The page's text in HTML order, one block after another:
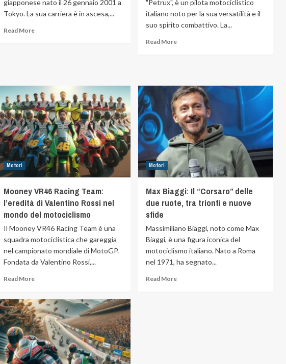
giapponese nato il 26 gennaio 2001 a
Tokyo. La sua carriera è in ascesa,...
Read More
"Petrux", è un pilota motociclistico
italiano noto per la sua versatilità e il
suo spirito combattivo. La...
Read More
Motori
Mooney VR46 Racing Team:
l’eredità di Valentino Rossi nel
mondo del motociclismo
Il Mooney VR46 Racing Team è una
squadra motociclistica che gareggia
nel campionato mondiale di MotoGP.
Fondata da Valentino Rossi,...
Read More
Motori
Max Biaggi: Il “Corsaro” delle
due ruote, tra trionfi e nuove
sfide
Massimiliano Biaggi, noto come Max
Biaggi, è una figura iconica del
motociclismo italiano. Nato a Roma
nel 1971, ha segnato...
Read More